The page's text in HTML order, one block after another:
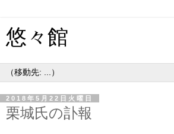
悠々館
2018年5月22日火曜日
栗城氏の訃報